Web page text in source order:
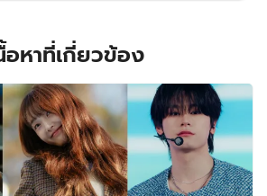
อหาที่เกี่ยวข้อง